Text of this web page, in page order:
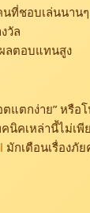
ที่ชอบเล่นนานๆ
วัล
ลตอบแทนสูง
แตกง่าย” หรื
นิคเหล่านี้ไม่เ
มักเตือนเรื่องภั